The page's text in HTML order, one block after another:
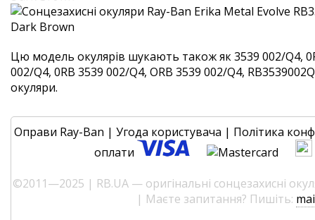
Цю модель окулярів шукають також як 3539 002/Q4,
002/Q4, 0RB 3539 002/Q4, ORB 3539 002/Q4,
окуляри.
Оправи Ray-Ban | Угода користувача | Політика
оплати
©2011—2025 | RB.UA — оригінальні сонцезахисні
| Маєте запитання? Пишіть: